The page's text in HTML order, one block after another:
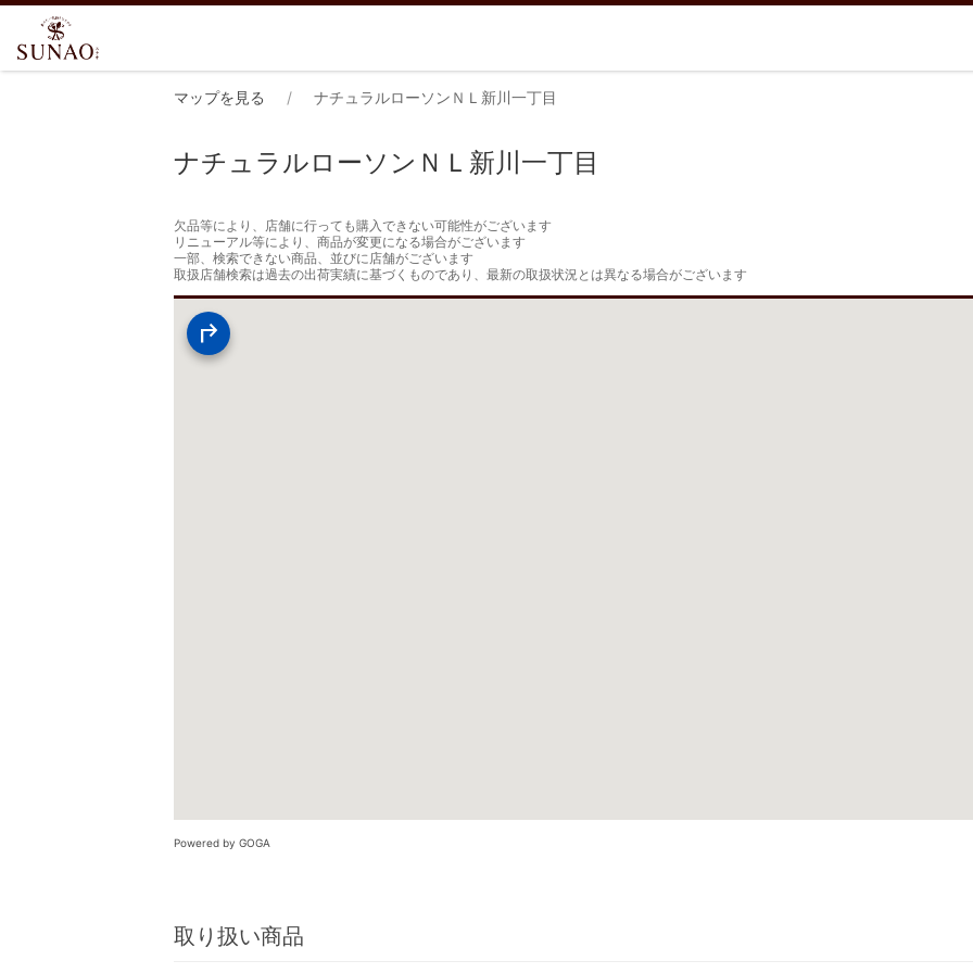
マップを見る ナチュラルローソンＮＬ新川一丁目
ナチュラルローソンＮＬ新川一丁目
欠品等により、店舗に行っても購入できない可能性がございます
リニューアル等により、商品が変更になる場合がございます
一部、検索できない商品、並びに店舗がございます
取扱店舗検索は過去の出荷実績に基づくものであり、最新の取扱状況とは異なる場合がございます
Powered by GOGA
取り扱い商品